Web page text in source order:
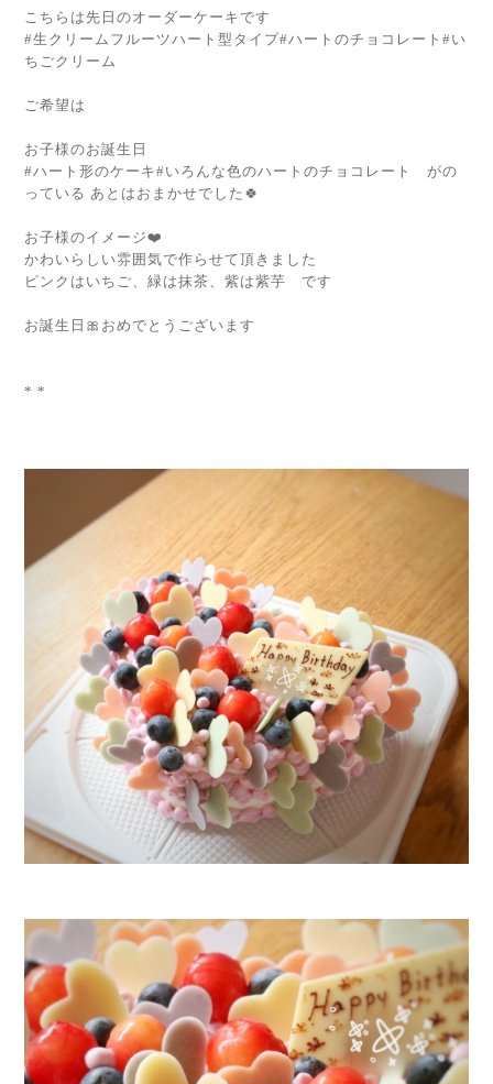
こちらは先日のオーダーケーキです
#生クリームフルーツハート型タイプ#ハートのチョコレート#い
ちごクリーム
ご希望は
お子様のお誕生日
#ハート形のケーキ#いろんな色のハートのチョコレート がの
っている あとはおまかせでした🍀
お子様のイメージ❤️
かわいらしい雰囲気で作らせて頂きました
ピンクはいちご、緑は抹茶、紫は紫芋 です
お誕生日🎀おめでとうございます
* *